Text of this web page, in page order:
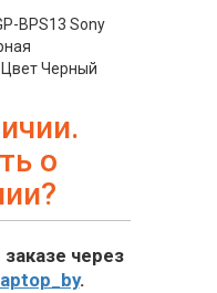
BPS13 Sony
Черный
о
через
.